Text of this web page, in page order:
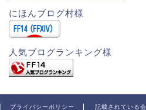
にほんブログ村様
人気ブログランキング様
プライバシーポリシー 記載されている